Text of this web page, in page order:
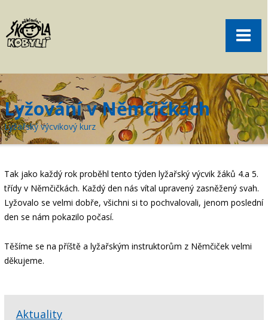
Aktuality
Volný čas
Kontakt
žákovská knížka
objednání obědů
Menu
Lyžování v Němčičkách
Lyžařský výcvikový kurz
Tak jako každý rok proběhl tento týden lyžařský výcvik žáků 4.a 5.
třídy v Němčičkách. Každý den nás vítal upravený zasněžený svah.
Lyžovalo se velmi dobře, všichni si to pochvalovali, jenom poslední
den se nám pokazilo počasí.
Těšíme se na příště a lyžařským instruktorům z Němčiček velmi
děkujeme.
Aktuality